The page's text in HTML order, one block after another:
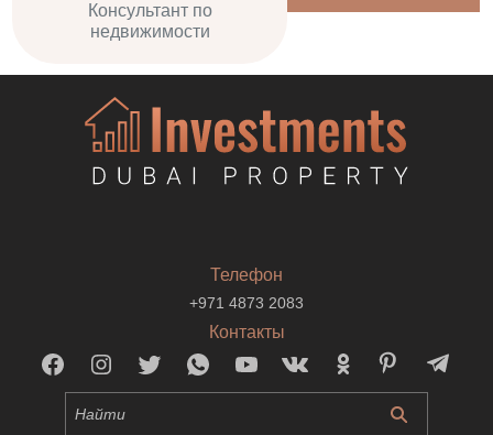
Консультант по
недвижимости
Телефон
+971 4873 2083
Контакты